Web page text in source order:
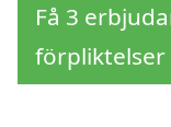
Få 3
förpliktelser